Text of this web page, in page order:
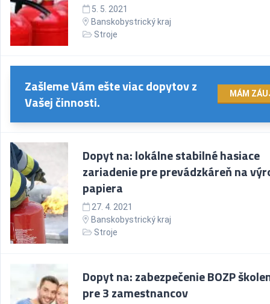
5. 5. 2021
Banskobystrický kraj
Stroje
Zašleme Vám ešte viac dopytov z
Vašej činnosti.
MÁM
Dopyt na: lokálne stabilné hasiace
zariadenie pre prevádzkáreň na
papiera
27. 4. 2021
Banskobystrický kraj
Stroje
Dopyt na: zabezpečenie BOZP
pre 3 zamestnancov